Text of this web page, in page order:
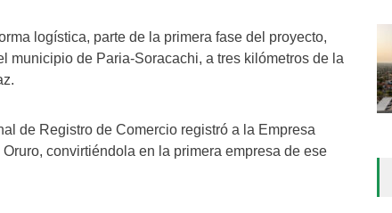
logística, parte de la primera fase del proyecto,
municipio de Paria-Soracachi, a tres kilómetros de la
de Registro de Comercio registró a la Empresa
convirtiéndola en la primera empresa de ese